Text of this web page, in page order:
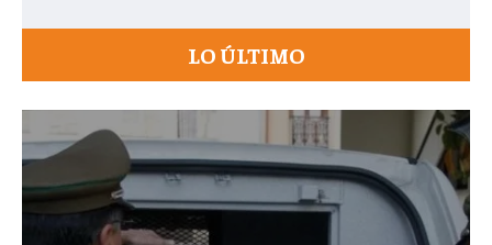
LO ÚLTIMO